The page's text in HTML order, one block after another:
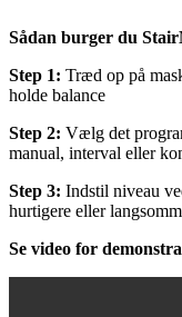
Sådan burger du
Step 1: Træd op på
holde balance
Step 2: Vælg det
manual, interval eller
Step 3: Indstil niveau
hurtigere eller
Se video for